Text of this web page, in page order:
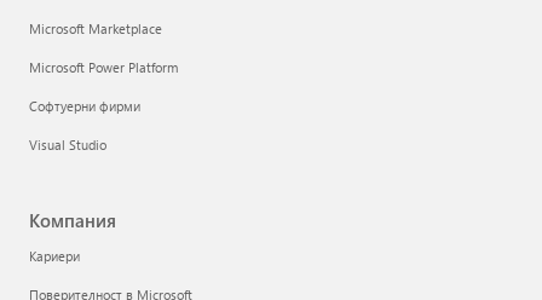
Microsoft Marketplace
Microsoft Power Platform
Софтуерни фирми
Visual Studio
Компания
Кариери
Поверителност в Microsoft